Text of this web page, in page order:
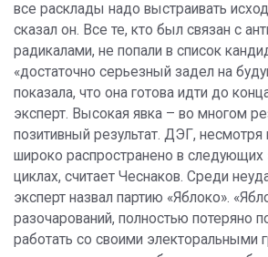
все расклады надо выстраивать
сказал он. Все те, кто был связан с
радикалами, не попали в список
«достаточно серьезный задел на
показала, что она готова идти до
эксперт. Высокая явка – во многом
позитивный результат. ДЭГ, несмотря
широко распространено в следующих
циклах, считает Чеснаков. Среди
эксперт назвал партию «Яблоко».
разочарований, полностью потеряно
работать со своими электоральными